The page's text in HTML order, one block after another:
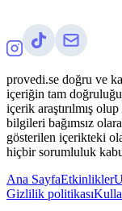
provedi.se doğru ve
içeriğin tam
içerik araştırılmış
bilgileri bağımsız
gösterilen içerikteki
hiçbir sorumluluk
Ana SayfaEtkinlikler
Gizlilik politikası